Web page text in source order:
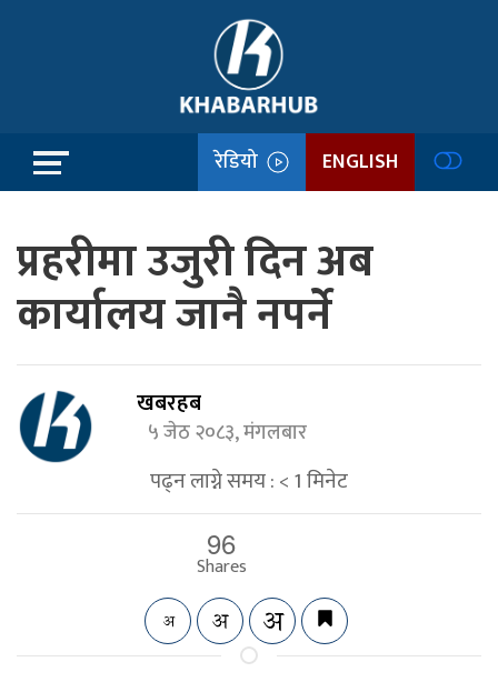
रेडियो ENGLISH
प्रहरीमा उजुरी दिन अब
कार्यालय जानै नपर्ने
खबरहब
५ जेठ २०८३, मंगलबार
पढ्न लाग्ने समय :< 1मिनेट
96
Shares